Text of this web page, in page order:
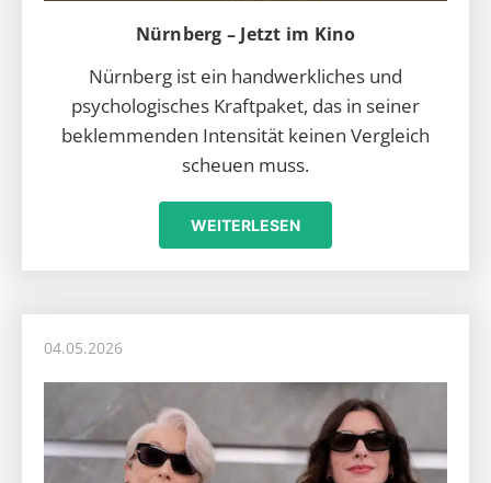
Nürnberg – Jetzt im Kino
Nürnberg ist ein handwerkliches und
psychologisches Kraftpaket, das in seiner
beklemmenden Intensität keinen Vergleich
scheuen muss.
WEITERLESEN
04.05.2026